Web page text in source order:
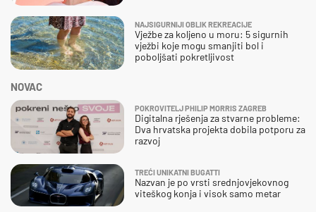
NOVAC
POKROVITELJ PHILIP MORRIS ZAGREB
Digitalna rješenja za stvarne probleme:
Dva hrvatska projekta dobila potporu za
razvoj
TREĆI UNIKATNI BUGATTI
Nazvan je po vrsti srednjovjekovnog
viteškog konja i visok samo metar
NAJSIGURNIJI OBLIK REKREACIJE
Vježbe za koljeno u moru: 5 sigurnih
vježbi koje mogu smanjiti bol i
poboljšati pokretljivost